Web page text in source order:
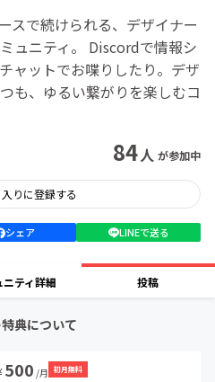
スで続けられる、デザイナー
ュニティ。 Discordで情報シ
ャットでお喋りしたり。デザ
も、ゆるい繋がりを楽しむコ
84人 が参加中
りに登録する
シェア LINEで送る
ニティ詳細 投稿
典について
500 /月 初月無料